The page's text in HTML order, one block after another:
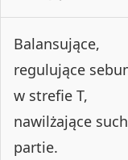
Balansujące,
regulujące
w strefie T,
nawilżające
partie.